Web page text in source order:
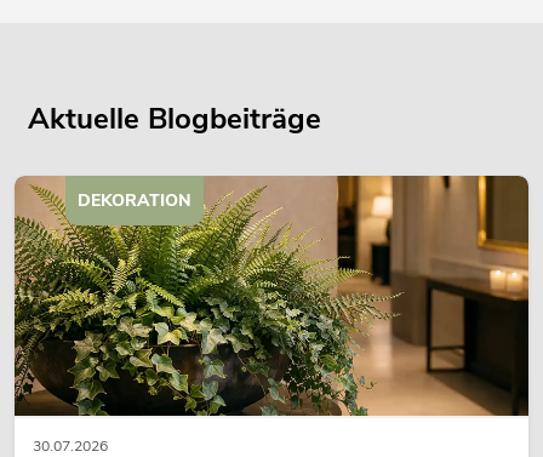
Aktuelle Blogbeiträge
30.07.2026
DEKORATION